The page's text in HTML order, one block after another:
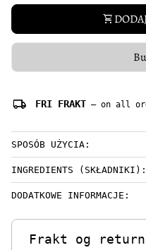
pomarszczonej,
shopping_cart
local_shipping FRI FRAKT — on all
SPOSÓB UŻYCIA:
INGREDIENTS (SKŁADNIKI):
DODATKOWE INFORMACJE:
Frakt og return